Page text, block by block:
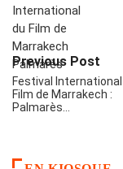
Previous Post
Festival International
Film de Marrakech :
Palmarès…